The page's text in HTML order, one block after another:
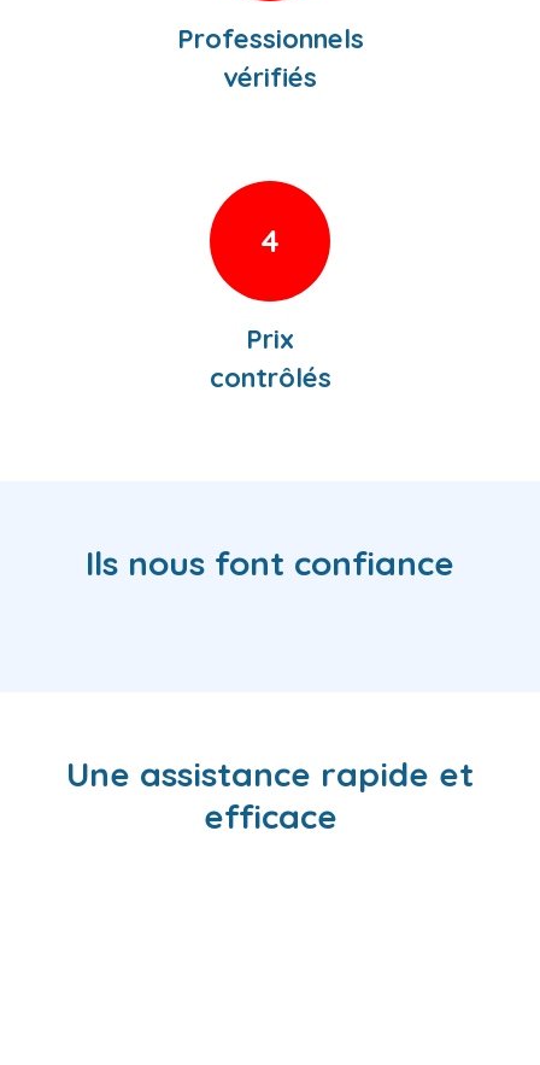
Professionnels
vérifiés
4
Prix
contrôlés
Ils nous font confiance
Une assistance rapide et
efficace